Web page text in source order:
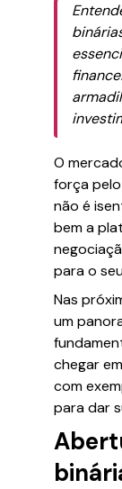
O
força
não é
bem a
para o
Nas
um
chegar
com
para dar